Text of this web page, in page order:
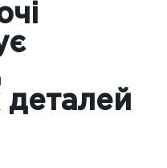
деталей